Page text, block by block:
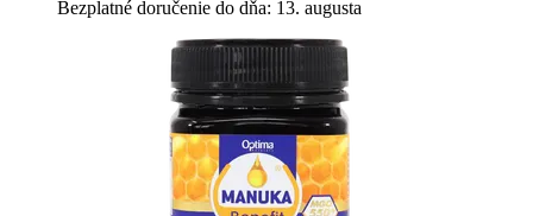
Bezplatné doručenie do dňa: 13. augusta